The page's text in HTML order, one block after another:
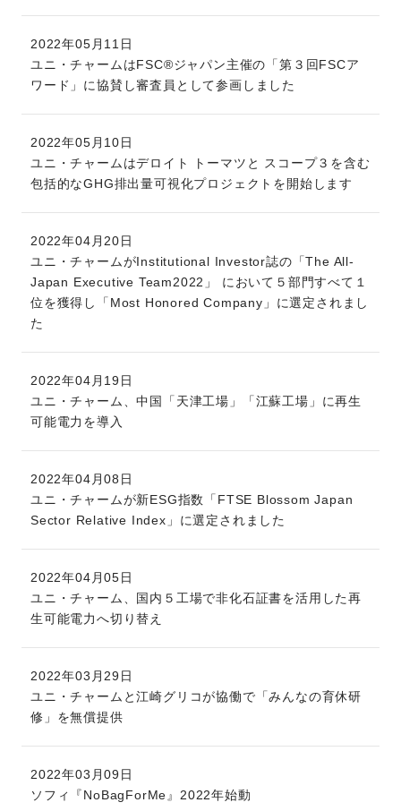
2022年05月11日
ユニ・チャームはFSC®ジャパン主催の「第３回FSCア
ワード」に協賛し審査員として参画しました
2022年05月10日
ユニ・チャームはデロイト トーマツと スコープ３を含む
包括的なGHG排出量可視化プロジェクトを開始します
2022年04月20日
ユニ・チャームがInstitutional Investor誌の「The All-
Japan Executive Team2022」 において５部門すべて１
位を獲得し「Most Honored Company」に選定されまし
た
2022年04月19日
ユニ・チャーム、中国「天津工場」「江蘇工場」に再生
可能電力を導入
2022年04月08日
ユニ・チャームが新ESG指数「FTSE Blossom Japan
Sector Relative Index」に選定されました
2022年04月05日
ユニ・チャーム、国内５工場で非化石証書を活用した再
生可能電力へ切り替え
2022年03月29日
ユニ・チャームと江崎グリコが協働で「みんなの育休研
修」を無償提供
2022年03月09日
ソフィ『NoBagForMe』2022年始動